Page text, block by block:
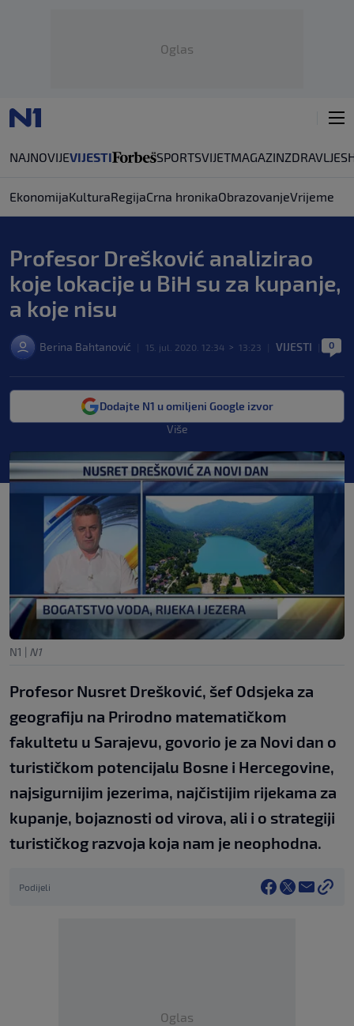
Oglas
NAJNOVIJEVIJESTI SPORTSVIJETMAGAZINZDRAVLJE
EkonomijaKulturaRegijaCrna hronikaObrazovanjeVrijeme
Profesor Drešković analizirao
koje lokacije u BiH su za kupanje,
a koje nisu
Berina Bahtanović 15. jul. 2020. 12:34 > 13:23 VIJESTI 0
Dodajte N1 u omiljeni Google izvor
Više
N1 | N1
Profesor Nusret Drešković, šef Odsjeka za
geografiju na Prirodno matematičkom
fakultetu u Sarajevu, govorio je za Novi dan o
turističkom potencijalu Bosne i Hercegovine,
najsigurnijim jezerima, najčistijim rijekama za
kupanje, bojaznosti od virova, ali i o strategiji
turističkog razvoja koja nam je neophodna.
Podijeli
Oglas